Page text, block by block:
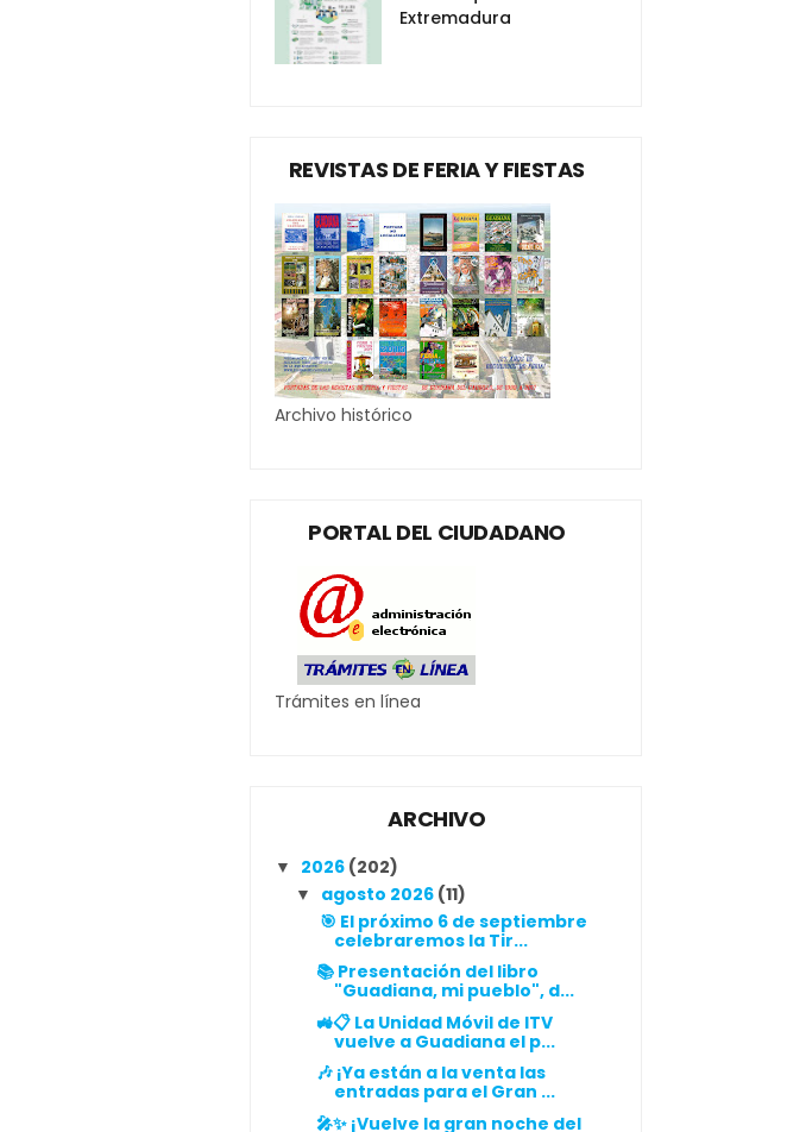
Extremadura
REVISTAS DE FERIA Y FIESTAS
Archivo histórico
PORTAL DEL CIUDADANO
Trámites en línea
ARCHIVO
▼ 2026 (202)
▼ agosto 2026 (11)
🎯 El próximo 6 de septiembre
celebraremos la Tir...
📚 Presentación del libro
"Guadiana, mi pueblo", d...
🚜📋 La Unidad Móvil de ITV
vuelve a Guadiana el p...
🎶 ¡Ya están a la venta las
entradas para el Gran ...
🎤✨ ¡Vuelve la gran noche del